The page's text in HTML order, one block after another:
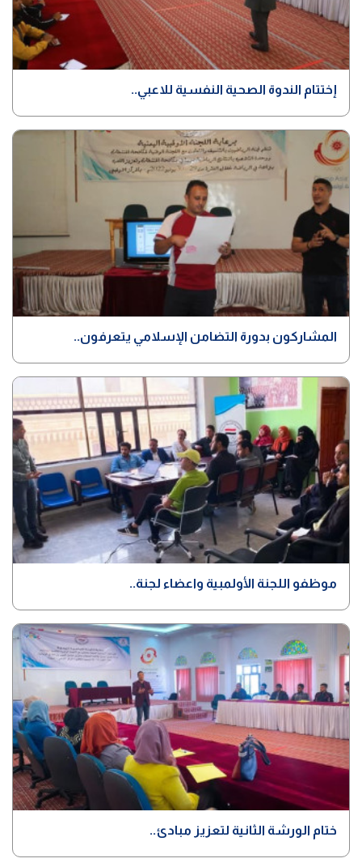
إختتام الندوة الصحية النفسية للاعبي..
المشاركون بدورة التضامن الإسلامي يتعرفون..
موظفو اللجنة الأولمبية واعضاء لجنة..
ختام الورشة الثانية لتعزيز مبادئ..